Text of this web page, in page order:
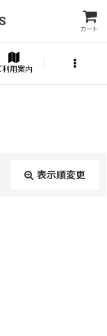
カート
利用案内
表示順変更